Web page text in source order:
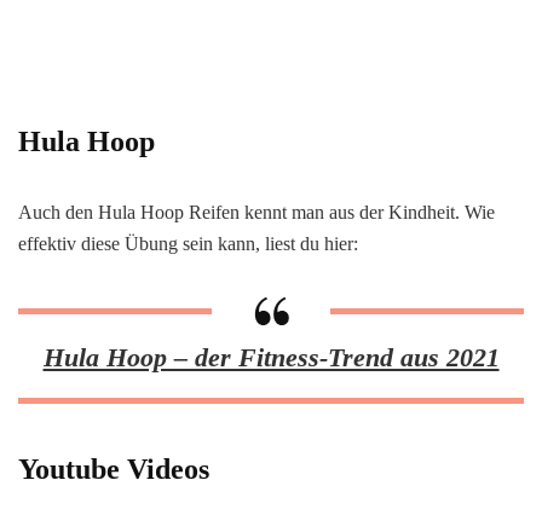
Hula Hoop
Auch den Hula Hoop Reifen kennt man aus der Kindheit. Wie
effektiv diese Übung sein kann, liest du hier:
Hula Hoop – der Fitness-Trend aus 2021
Youtube Videos